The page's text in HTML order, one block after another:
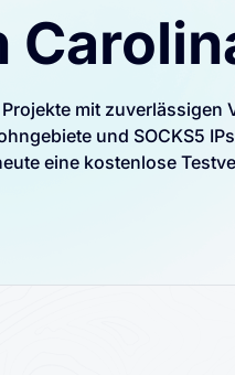
mit
und SOCKS5
eine kostenlose